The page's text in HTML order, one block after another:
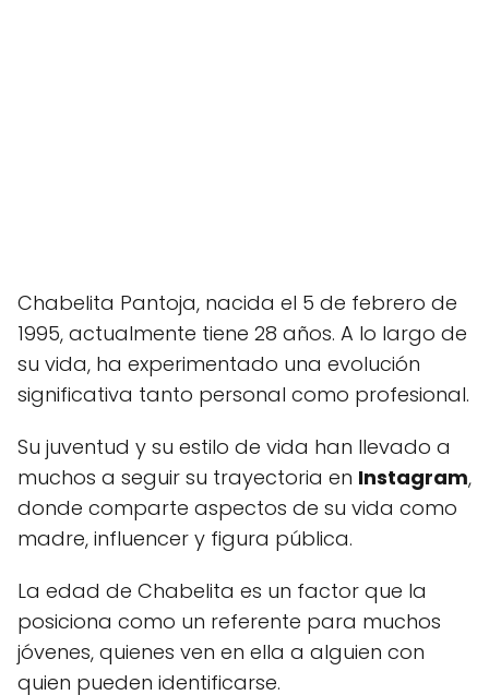
Chabelita Pantoja, nacida el 5 de febrero de
1995, actualmente tiene 28 años. A lo largo de
su vida, ha experimentado una evolución
significativa tanto personal como profesional.
Su juventud y su estilo de vida han llevado a
muchos a seguir su trayectoria en Instagram,
donde comparte aspectos de su vida como
madre, influencer y figura pública.
La edad de Chabelita es un factor que la
posiciona como un referente para muchos
jóvenes, quienes ven en ella a alguien con
quien pueden identificarse.